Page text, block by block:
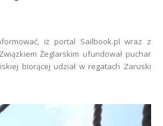
iż portal Sailbook.pl wraz z
Żeglarskim ufundował puchar
biorącej udział w regatach Zaruski